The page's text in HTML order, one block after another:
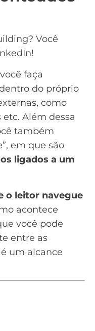
? Você
faça
do próprio
como
etc. Além dessa
também
em que são
ligados a um
o leitor navegue
acontece
você pode
entre as
um alcance